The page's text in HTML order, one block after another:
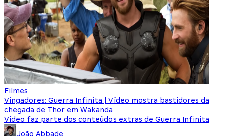
Filmes
Vingadores: Guerra Infinita | Vídeo mostra bastidores da
chegada de Thor em Wakanda
Vídeo faz parte dos conteúdos extras de Guerra Infinita
João Abbade